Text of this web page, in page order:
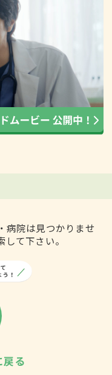
病院は見つかりませ
て下さい。
る